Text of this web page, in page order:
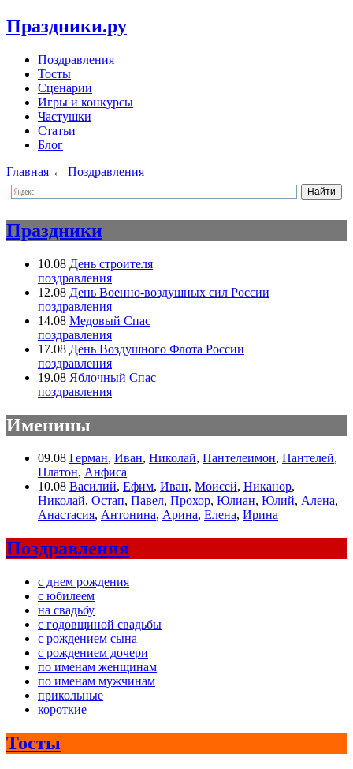
Праздники.ру
Поздравления
Тосты
Сценарии
Игры и конкурсы
Частушки
Статьи
Блог
Главная ← Поздравления
Праздники
10.08 День строителя
поздравления
12.08 День Военно-воздушных сил России
поздравления
14.08 Медовый Спас
поздравления
17.08 День Воздушного Флота России
поздравления
19.08 Яблочный Спас
поздравления
Именины
09.08 Герман, Иван, Николай, Пантелеимон, Пантелей,
Платон, Анфиса
10.08 Василий, Ефим, Иван, Моисей, Никанор,
Николай, Остап, Павел, Прохор, Юлиан, Юлий, Алена,
Анастасия, Антонина, Арина, Елена, Ирина
Поздравления
с днем рождения
с юбилеем
на свадьбу
с годовщиной свадьбы
с рождением сына
с рождением дочери
по именам женщинам
по именам мужчинам
прикольные
короткие
Тосты